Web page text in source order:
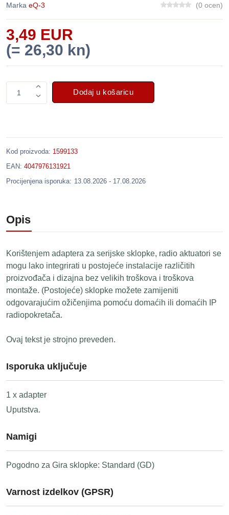
Marka eQ-3 (0 ocen)
3,49 EUR
(= 26,30 kn)
1 Dodaj u košaricu
Kod proizvoda: 1599133
EAN: 4047976131921
Procijenjena isporuka: 13.08.2026 - 17.08.2026
Opis
Korištenjem adaptera za serijske sklopke, radio aktuatori se
mogu lako integrirati u postojeće instalacije različitih
proizvođača i dizajna bez velikih troškova i troškova
montaže. (Postojeće) sklopke možete zamijeniti
odgovarajućim ožičenjima pomoću domaćih ili domaćih IP
radiopokretača.
Ovaj tekst je strojno preveden.
Isporuka uključuje
1 x adapter
Uputstva.
Namigi
Pogodno za Gira sklopke: Standard (GD)
Varnost izdelkov (GPSR)